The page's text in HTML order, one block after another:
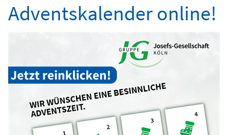
Adventskalender online!